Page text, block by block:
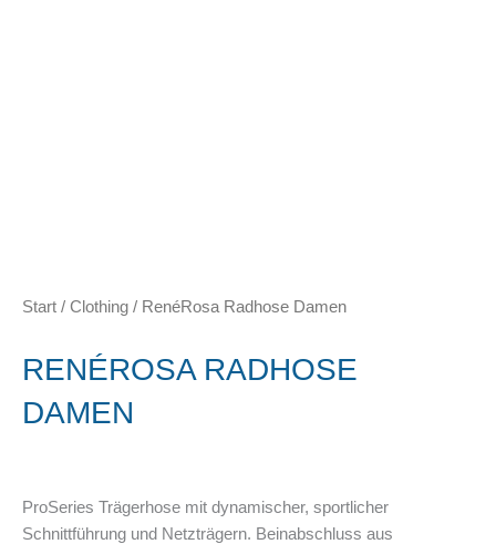
Start / Clothing / RenéRosa Radhose Damen
RENÉROSA RADHOSE
DAMEN
ProSeries Trägerhose mit dynamischer, sportlicher
Schnittführung und Netzträgern. Beinabschluss aus